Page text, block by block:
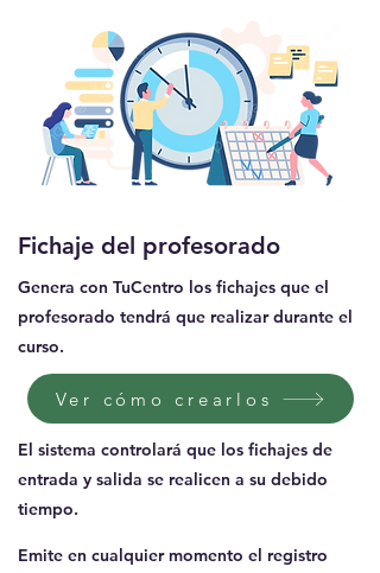
Fichaje del profesorado
Genera con TuCentro los fichajes que el
profesorado tendrá que realizar durante el
curso.
Ver cómo crearlos
El sistema controlará que los fichajes de
entrada y salida se realicen a su debido
tiempo.
Emite en cualquier momento el registro